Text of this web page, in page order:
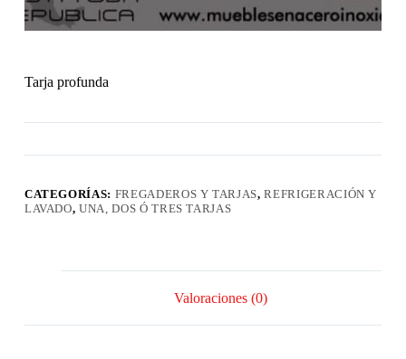
Tarja profunda
CATEGORÍAS: FREGADEROS Y TARJAS,REFRIGERACIÓN Y
LAVADO,UNA, DOS Ó TRES TARJAS
Valoraciones (0)